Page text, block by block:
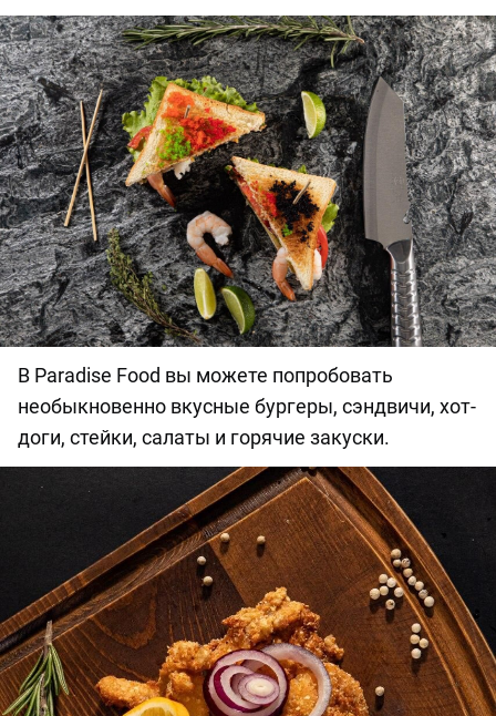
В Paradise Food вы можете попробовать
необыкновенно вкусные бургеры, сэндвичи, хот-
доги, стейки, салаты и горячие закуски.